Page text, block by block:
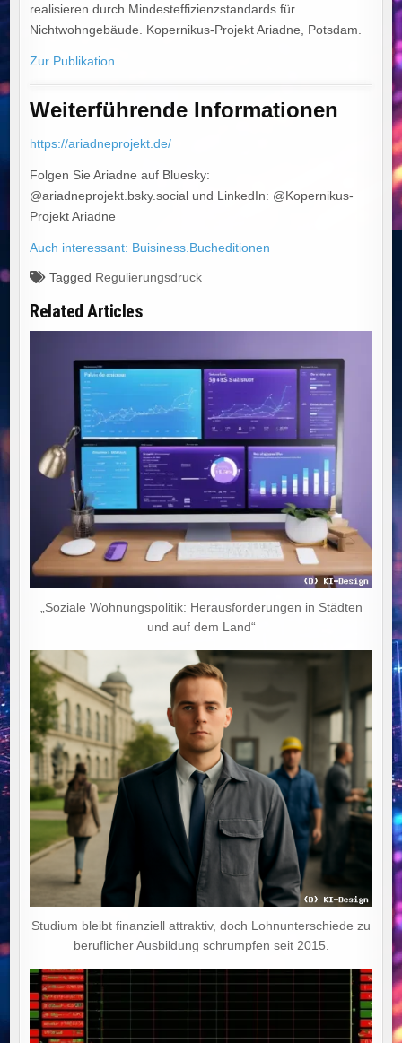
realisieren durch Mindesteffizienzstandards für
Nichtwohngebäude. Kopernikus-Projekt Ariadne, Potsdam.
Zur Publikation
Weiterführende Informationen
https://ariadneprojekt.de/
Folgen Sie Ariadne auf Bluesky:
@ariadneprojekt.bsky.social und LinkedIn: @Kopernikus-
Projekt Ariadne
Auch interessant: Buisiness.Bucheditionen
Tagged Regulierungsdruck
Related Articles
„Soziale Wohnungspolitik: Herausforderungen in Städten
und auf dem Land“
Studium bleibt finanziell attraktiv, doch Lohnunterschiede zu
beruflicher Ausbildung schrumpfen seit 2015.